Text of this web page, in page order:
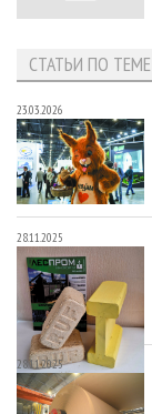
СТАТЬИ ПО ТЕМЕ
23.03.2026
28.11.2025
28.11.2025